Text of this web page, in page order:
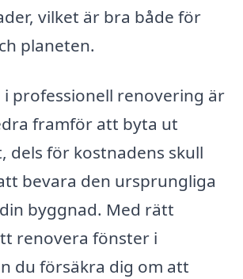
vilket är bra både för
planeten.
professionell renovering är
framför att byta ut
dels för kostnadens skull
bevara den ursprungliga
byggnad. Med rätt
renovera fönster i
du försäkra dig om att